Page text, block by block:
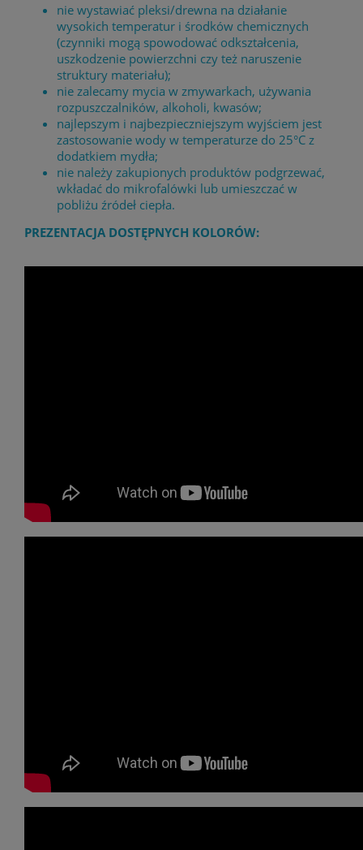
nie wystawiać pleksi/drewna na działanie
wysokich temperatur i środków chemicznych
(czynniki mogą spowodować odkształcenia,
uszkodzenie powierzchni czy też naruszenie
struktury materiału);
nie zalecamy mycia w zmywarkach, używania
rozpuszczalników, alkoholi, kwasów;
najlepszym i najbezpieczniejszym wyjściem jest
zastosowanie wody w temperaturze do 25°C z
dodatkiem mydła;
nie należy zakupionych produktów podgrzewać,
wkładać do mikrofalówki lub umieszczać w
pobliżu źródeł ciepła.
PREZENTACJA DOSTĘPNYCH KOLORÓW: